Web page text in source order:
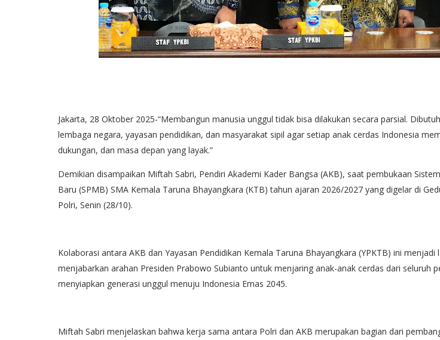
Jakarta, 28 Oktober 2025-“Membangun manusia unggul tidak bisa dilakukan secara parsial.
lembaga negara, yayasan pendidikan, dan masyarakat sipil agar setiap anak cerdas Indonesia
dukungan, dan masa depan yang layak.”
Demikian disampaikan Miftah Sabri, Pendiri Akademi Kader Bangsa (AKB), saat pembukaan
Baru (SPMB) SMA Kemala Taruna Bhayangkara (KTB) tahun ajaran 2026/2027 yang digelar di
Polri, Senin (28/10).
Kolaborasi antara AKB dan Yayasan Pendidikan Kemala Taruna Bhayangkara (YPKTB) ini menjadi
menjabarkan arahan Presiden Prabowo Subianto untuk menjaring anak-anak cerdas dari seluruh
menyiapkan generasi unggul menuju Indonesia Emas 2045.
Miftah Sabri menjelaskan bahwa kerja sama antara Polri dan AKB merupakan bagian dari